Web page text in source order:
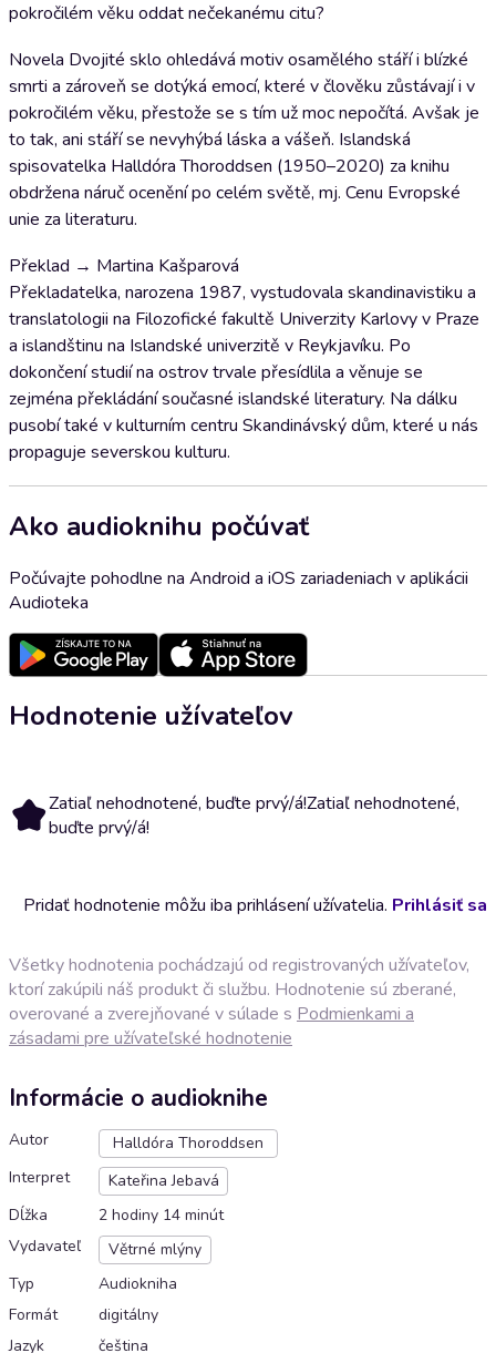
pokročilém věku oddat nečekanému citu?
Novela Dvojité sklo ohledává motiv osamělého stáří i blízké
smrti a zároveň se dotýká emocí, které v člověku zůstávají i v
pokročilém věku, přestože se s tím už moc nepočítá. Avšak je
to tak, ani stáří se nevyhýbá láska a vášeň. Islandská
spisovatelka Halldóra Thoroddsen (1950–2020) za knihu
obdržena náruč ocenění po celém světě, mj. Cenu Evropské
unie za literaturu.
Překlad → Martina Kašparová
Překladatelka, narozena 1987, vystudovala skandinavistiku a
translatologii na Filozofické fakultě Univerzity Karlovy v Praze
a islandštinu na Islandské univerzitě v Reykjavíku. Po
dokončení studií na ostrov trvale přesídlila a věnuje se
zejména překládání současné islandské literatury. Na dálku
pusobí také v kulturním centru Skandinávský dům, které u nás
propaguje severskou kulturu.
Ako audioknihu počúvať
Počúvajte pohodlne na Android a iOS zariadeniach v aplikácii
Audioteka
Hodnotenie užívateľov
Zatiaľ nehodnotené, buďte prvý/á!Zatiaľ nehodnotené,
buďte prvý/á!
Pridať hodnotenie môžu iba prihlásení užívatelia. Prihlásiť sa
Všetky hodnotenia pochádzajú od registrovaných užívateľov,
ktorí zakúpili náš produkt či službu. Hodnotenie sú zberané,
overované a zverejňované v súlade s Podmienkami a
zásadami pre užívateľské hodnotenie
Informácie o audioknihe
Autor
Halldóra Thoroddsen
Interpret
Kateřina Jebavá
Dĺžka
2 hodiny 14 minút
Vydavateľ
Větrné mlýny
Typ
Audiokniha
Formát
digitálny
Jazyk
čeština